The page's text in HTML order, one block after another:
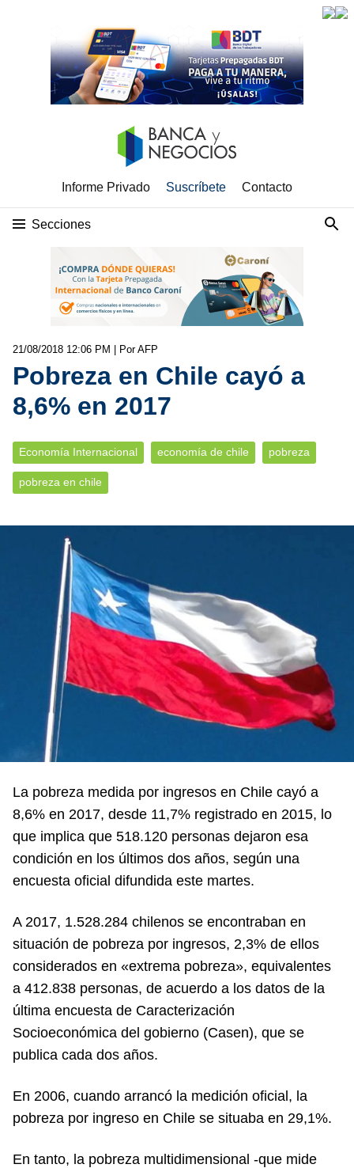
Informe Privado Suscríbete Contacto
Secciones
21/08/2018 12:06 PM | Por AFP
Pobreza en Chile cayó a
8,6% en 2017
Economía Internacional economía de chile pobreza
pobreza en chile
La pobreza medida por ingresos en Chile cayó a
8,6% en 2017, desde 11,7% registrado en 2015, lo
que implica que 518.120 personas dejaron esa
condición en los últimos dos años, según una
encuesta oficial difundida este martes.
A 2017, 1.528.284 chilenos se encontraban en
situación de pobreza por ingresos, 2,3% de ellos
considerados en «extrema pobreza», equivalentes
a 412.838 personas, de acuerdo a los datos de la
última encuesta de Caracterización
Socioeconómica del gobierno (Casen), que se
publica cada dos años.
En 2006, cuando arrancó la medición oficial, la
pobreza por ingreso en Chile se situaba en 29,1%.
En tanto, la pobreza multidimensional -que mide